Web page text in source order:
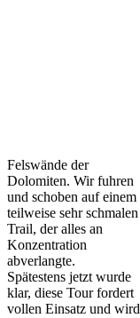
Felswände der
Dolomiten. Wir fuhren
und schoben auf einem
teilweise sehr schmalen
Trail, der alles an
Konzentration
abverlangte.
Spätestens jetzt wurde
klar, diese Tour fordert
vollen Einsatz und wird